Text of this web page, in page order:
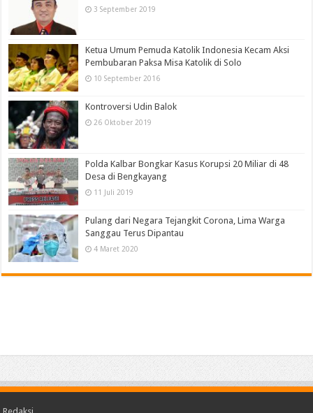
3 September 2019
Ketua Umum Pemuda Katolik Indonesia Kecam Aksi
Pembubaran Paksa Misa Katolik di Solo
10 September 2016
Kontroversi Udin Balok
26 Oktober 2019
Polda Kalbar Bongkar Kasus Korupsi 20 Miliar di 48
Desa di Bengkayang
11 Juli 2019
Pulang dari Negara Tejangkit Corona, Lima Warga
Sanggau Terus Dipantau
4 Maret 2020